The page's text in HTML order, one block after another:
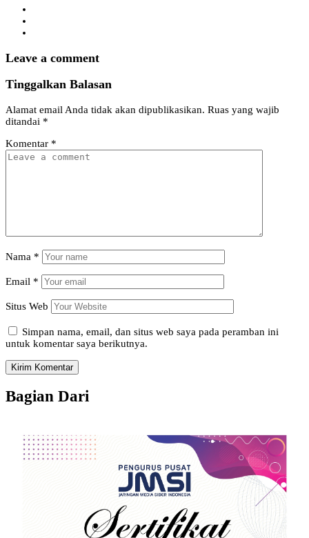
Leave a comment
Tinggalkan Balasan
Alamat email Anda tidak akan dipublikasikan. Ruas yang wajib
ditandai *
Komentar *
Nama *
Email *
Situs Web
Simpan nama, email, dan situs web saya pada peramban ini
untuk komentar saya berikutnya.
Bagian Dari